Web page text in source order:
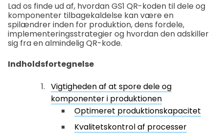
Lad os finde ud af, hvordan GS1 QR-koden til dele og
komponenter tilbagekaldelse kan være en
spilændrer inden for produktion, dens fordele,
implementeringsstrategier og hvordan den adskiller
sig fra en almindelig QR-kode.
Indholdsfortegnelse
Vigtigheden af at spore dele og
komponenter i produktionen
Optimeret produktionskapacitet
Kvalitetskontrol af processer